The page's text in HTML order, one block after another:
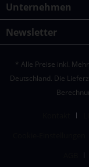
Unternehmen
Newsletter
* Alle Preise inkl.
Deutschland. Die